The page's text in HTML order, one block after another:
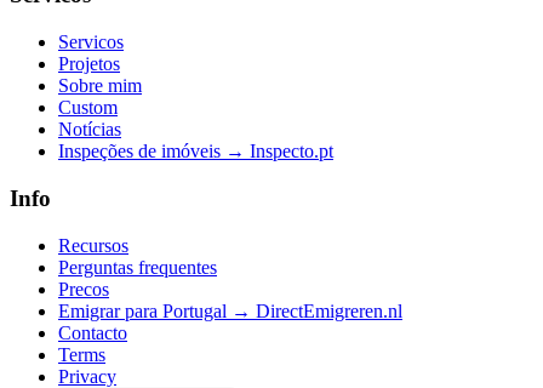
Servicos
Projetos
Sobre mim
Custom
Notícias
Inspeções de imóveis → Inspecto.pt
Info
Recursos
Perguntas frequentes
Precos
Emigrar para Portugal → DirectEmigreren.nl
Contacto
Terms
Privacy